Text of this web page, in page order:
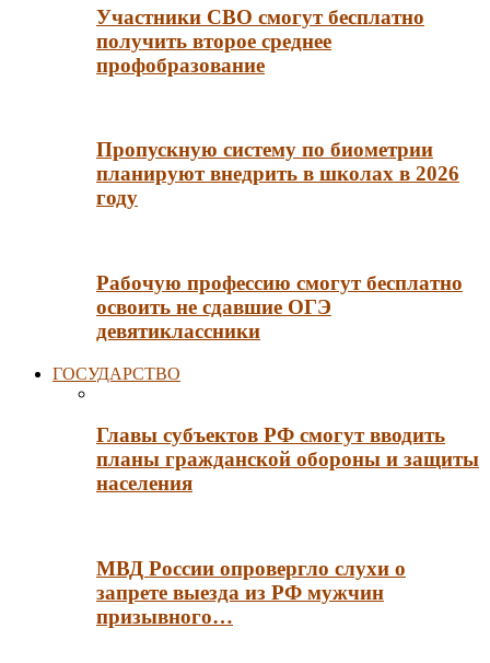
Участники СВО смогут бесплатно
получить второе среднее
профобразование
Пропускную систему по биометрии
планируют внедрить в школах в 2026
году
Рабочую профессию смогут бесплатно
освоить не сдавшие ОГЭ
девятиклассники
ГОСУДАРСТВО
Главы субъектов РФ смогут вводить
планы гражданской обороны и защиты
населения
МВД России опровергло слухи о
запрете выезда из РФ мужчин
призывного…